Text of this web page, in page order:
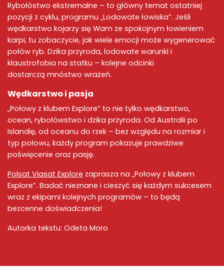
Rybołóstwo ekstremalne – to główny temat ostatniej
pozycji z cyklu, programu „Lodowate łowiska”. Jeśli
wędkarstwo kojarzy się Wam ze spokojnym łowieniem
karpi, tu zobaczycie, jak wiele emocji może wygenerować
połów ryb. Dzika przyroda, lodowate warunki i
klaustrofobia na statku – kolejne odcinki
dostarczą mnóstwo wrażeń.
Wędkarstwoi pasja
„Połowy z klubem Explore” to nie tylko wędkarstwo,
ocean, rybołówstwo i dzika przyroda. Od Australii po
Islandię, od oceanu do rzek – bez względu na rozmiar i
typ połowu, każdy program pokazuje prawdziwe
poświęcenie oraz pasję.
Polsat Viasat Explore zaprasza na „Połowy z klubem
Explore”. Badać nieznane i cieszyć się każdym sukcesem
wraz z ekipami kolejnych programów – to będą
bezcenne doświadczenia!
Autorka tekstu: Odeta Moro